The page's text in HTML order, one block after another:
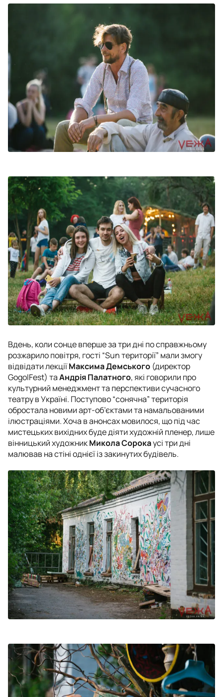
Вдень, коли сонце вперше за три дні по справжньому
розжарило повітря, гості “Sun території” мали змогу
відвідати лекціїМаксима Демського (директор
GogolFest) таАндрія Палатного, які говорили про
культурний менеджмент та перспективи сучасного
театру в Україні. Поступово “сонячна” територія
обростала новими арт-об’єктами та намальованими
ілюстраціями. Хоча в анонсах мовилося, що під час
мистецьких вихідних буде діяти художній пленер, лише
вінницький художникМикола Сорокаусі три дні
малював на стіні однієї із закинутих будівель.